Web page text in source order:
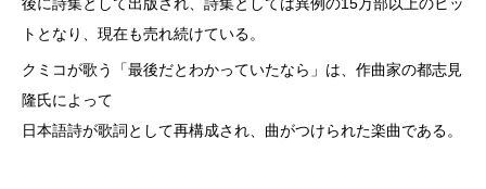
トとなり、現在も売れ続けている。
クミコが歌う「最後だとわかっていたなら」は、作曲家の都志見
隆氏によって
日本語詩が歌詞として再構成され、曲がつけられた楽曲である。